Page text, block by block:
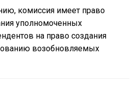
комиссия имеет право
уполномоченных
на право создания
возобновляемых